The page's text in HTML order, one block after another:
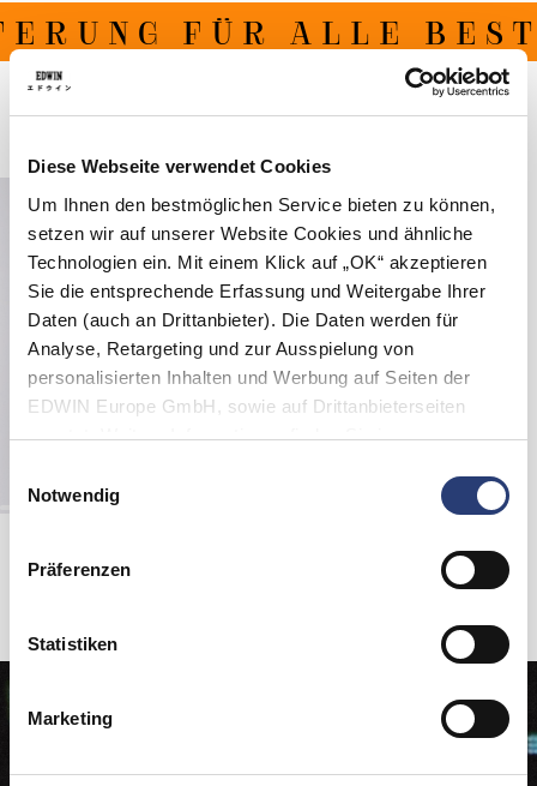
Diese Webseite verwendet Cookies
Um Ihnen den bestmöglichen Service bieten zu können,
setzen wir auf unserer Website Cookies und ähnliche
Technologien ein. Mit einem Klick auf „OK“ akzeptieren
Sie die entsprechende Erfassung und Weitergabe Ihrer
Daten (auch an Drittanbieter). Die Daten werden für
Analyse, Retargeting und zur Ausspielung von
personalisierten Inhalten und Werbung auf Seiten der
EDWIN Europe GmbH, sowie auf Drittanbieterseiten
genutzt. Weitere Informationen finden Sie in
von Cookies ablehnen oder jederzeit über Ihre Browser
Notwendig
Präferenzen
Statistiken
Marketing
FÜR ALLE